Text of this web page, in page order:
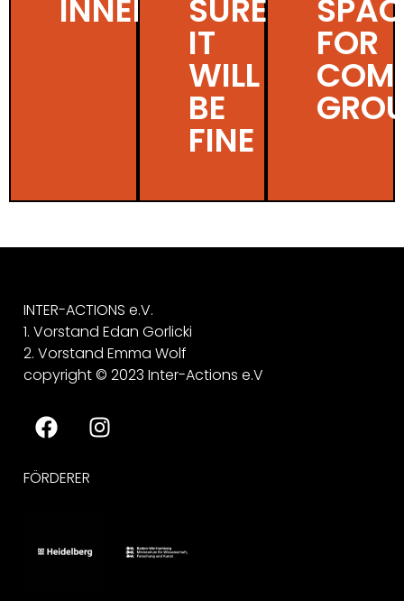
INNEN SURE
IT
WILL
BE
FINE
FOR
INTER-ACTIONS e.V.
1. Vorstand Edan Gorlicki
2. Vorstand Emma Wolf
copyright © 2023 Inter-Actions e.V
FÖRDERER